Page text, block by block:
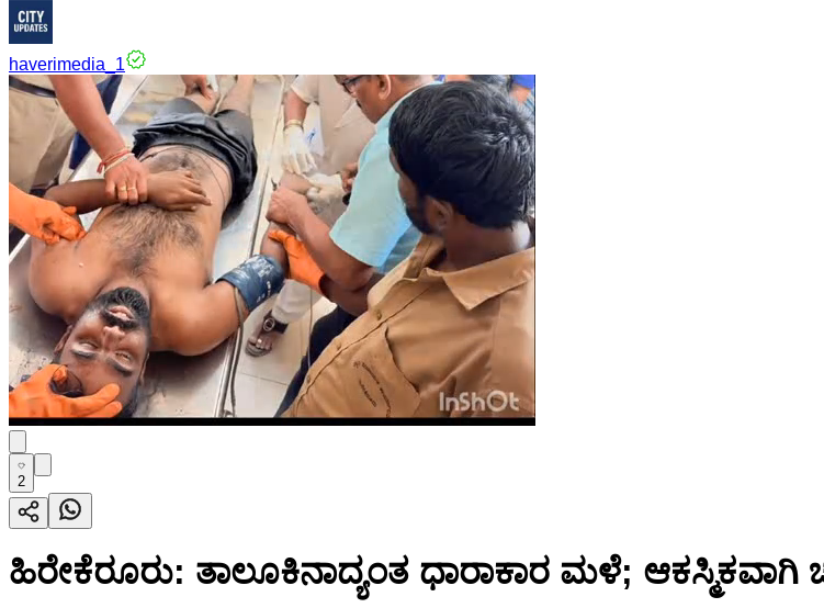
haverimedia_1
2
ಹಿರೇಕೆರೂರು: ತಾಲೂಕಿನಾದ್ಯಂತ ಧಾರಾಕಾರ ಮಳೆ;